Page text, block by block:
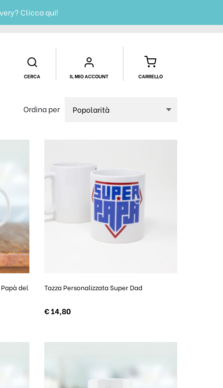
Clicca qui!
CERCA IL MIO ACCOUNT CARRELLO
Ordina per
del Tazza Personalizzata Super Dad
€14,80